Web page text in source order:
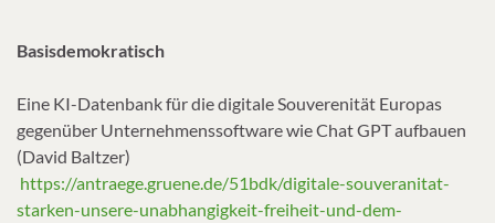
Basisdemokratisch
Eine KI-Datenbank für die digitale Souverenität Europas
gegenüber Unternehmenssoftware wie Chat GPT aufbauen
(David Baltzer)
https://antraege.gruene.de/51bdk/digitale-souveranitat-
starken-unsere-unabhangigkeit-freiheit-und-dem-